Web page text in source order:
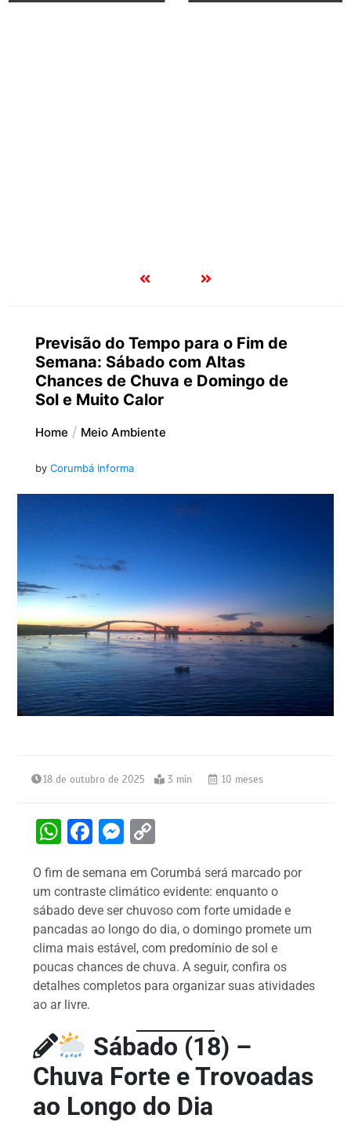
Previsão do Tempo para o Fim de
Semana: Sábado com Altas
Chances de Chuva e Domingo de
Sol e Muito Calor
Home Meio Ambiente
by Corumbá Informa
18 de outubro de 2025 3 min 10 meses
W
at
s
A
p
p
F
c
e
b
o
o
M
s
s
e
n
g
p
y
Li
n
k
O fim de semana em Corumbá será marcado por
um contraste climático evidente: enquanto o
sábado deve ser chuvoso com forte umidade e
pancadas ao longo do dia, o domingo promete um
clima mais estável, com predomínio de sol e
poucas chances de chuva. A seguir, confira os
detalhes completos para organizar suas atividades
ao ar livre.
Sábado (18) –
Chuva Forte e Trovoadas
ao Longo do Dia